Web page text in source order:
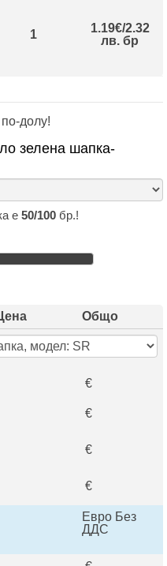
1
1.19€/2.32
лв. бр
долу!
зелена шапка-
е 50/100 бр.!
Общо
€
€
€
€
Евро Без
ДДС